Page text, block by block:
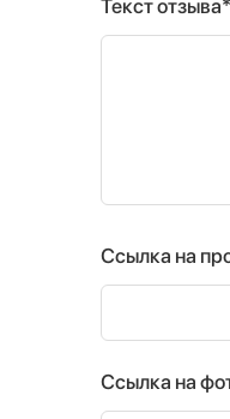
Текст отзыва*
Ссылка на
Ссылка на